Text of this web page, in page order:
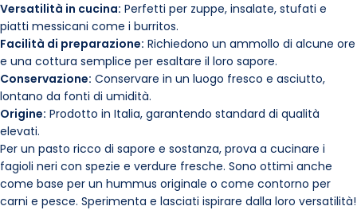
Versatilità in cucina: Perfetti per zuppe, insalate, stufati e
piatti messicani come i burritos.
Facilità di preparazione: Richiedono un ammollo di alcune ore
e una cottura semplice per esaltare il loro sapore.
Conservazione: Conservare in un luogo fresco e asciutto,
lontano da fonti di umidità.
Origine: Prodotto in Italia, garantendo standard di qualità
elevati.
Per un pasto ricco di sapore e sostanza, prova a cucinare i
fagioli neri con spezie e verdure fresche. Sono ottimi anche
come base per un hummus originale o come contorno per
carni e pesce. Sperimenta e lasciati ispirare dalla loro versatilità!